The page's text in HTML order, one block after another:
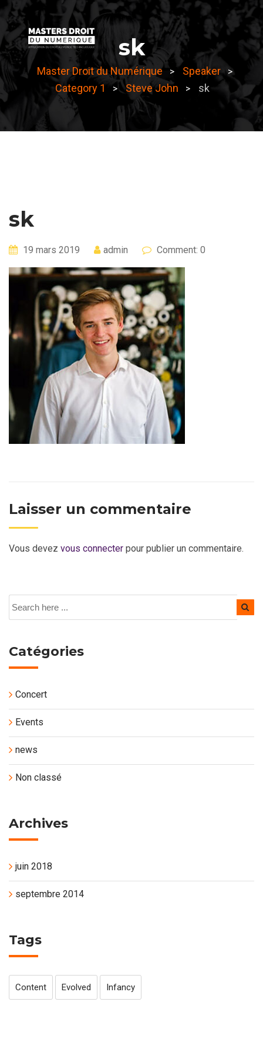
Skip
to
content
sk
Master Droit du Numérique > Speaker >
Category 1 > Steve John > sk
sk
19 mars 2019 admin Comment: 0
Laisser un commentaire
Vous devez vous connecter pour publier un commentaire.
Catégories
Concert
Events
news
Non classé
Archives
juin 2018
septembre 2014
Tags
Content Evolved Infancy